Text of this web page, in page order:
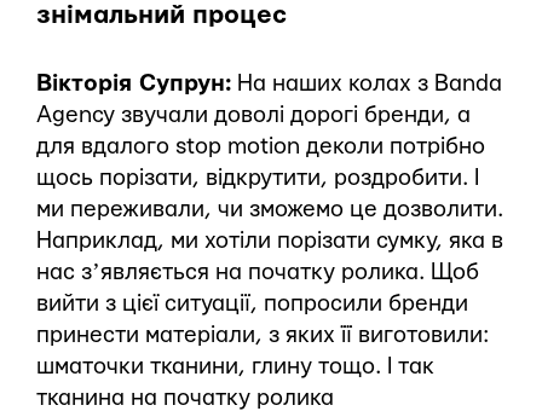
знімальний процес
Вікторія Супрун: На наших колах з Banda
Agency звучали доволі дорогі бренди, а
для вдалого stop motion деколи потрібно
щось порізати, відкрутити, роздробити. І
ми переживали, чи зможемо це дозволити.
Наприклад, ми хотіли порізати сумку, яка в
нас зʼявляється на початку ролика. Щоб
вийти з цієї ситуації, попросили бренди
принести матеріали, з яких її виготовили:
шматочки тканини, глину тощо. І так
тканина на початку ролика